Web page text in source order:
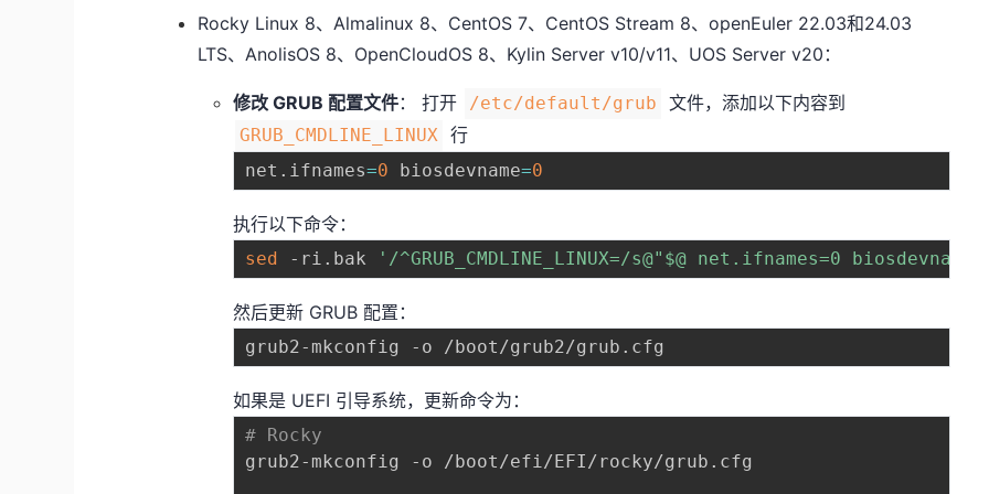
Rocky Linux 8、Almalinux 8、CentOS 7、CentOS Stream 8、openEuler 22.03和24.03
LTS、AnolisOS 8、OpenCloudOS 8、Kylin Server v10/v11、UOS Server v20：
修改 GRUB 配置文件： 打开 /etc/default/grub 文件，添加以下内容到
GRUB_CMDLINE_LINUX 行
net . ifnames=0 biosdevname=0
执行以下命令：
sed -ri.bak '/^GRUB_CMDLINE_LINUX=/s@"$@ net.ifnames=0
然后更新 GRUB 配置：
如果是 UEFI 引导系统，更新命令为：
# Rocky
grub2-mkconfig -o /boot/efi/EFI/rocky/grub.cfg